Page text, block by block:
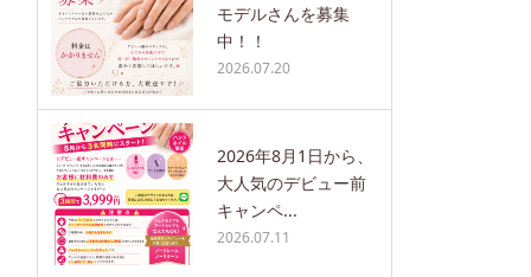
モデルさんを募集
中！！
2026.07.20
2026年8月1日から、
大人気のデビュー前
キャンペ...
2026.07.11